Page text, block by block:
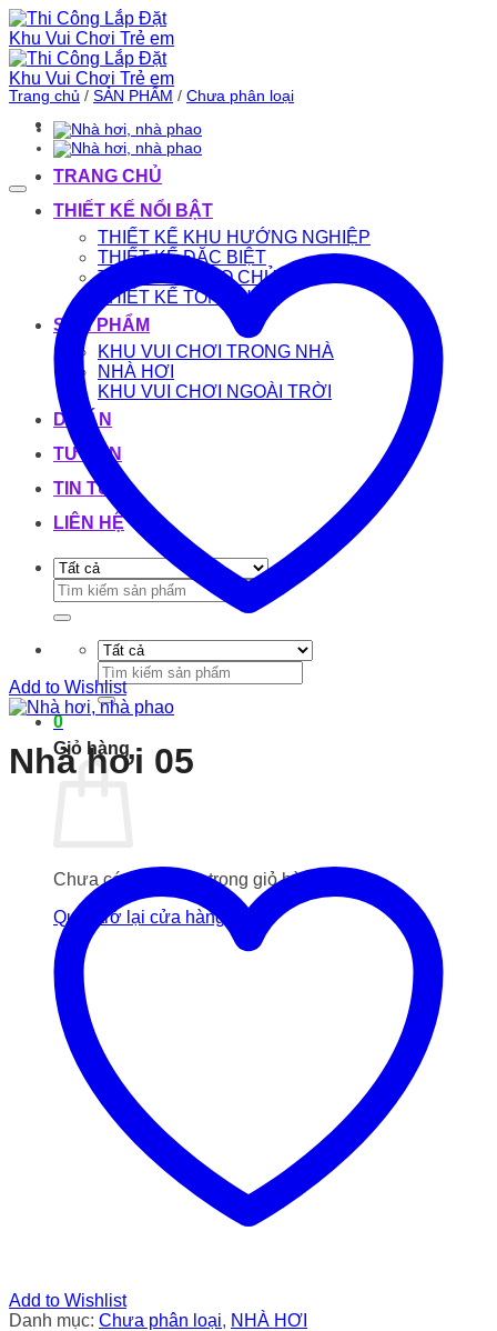
Bỏ
qua
nội
dung
TRANG CHỦ
THIẾT KẾ NỔI BẬT
THIẾT KẾ KHU HƯỚNG NGHIỆP
THIẾT KẾ ĐẶC BIỆT
THIẾT KẾ THEO CHỦ ĐỀ
THIẾT KẾ TỔNG HỢP
SẢN PHẨM
KHU VUI CHƠI TRONG NHÀ
NHÀ HƠI
KHU VUI CHƠI NGOÀI TRỜI
DỰ ÁN
TƯ VẤN
TIN TỨC
LIÊN HỆ
Tìm
kiếm:
Tìm
kiếm:
0
Giỏ hàng
Chưa có sản phẩm trong giỏ hàng.
Quay trở lại cửa hàng
Trang chủ / SẢN PHẨM / Chưa phân loại
Add to Wishlist
Nhà hơi 05
Add to Wishlist
Danh mục: Chưa phân loại, NHÀ HƠI